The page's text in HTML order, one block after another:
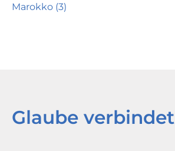
Marokko (3)
Glaube verbindet